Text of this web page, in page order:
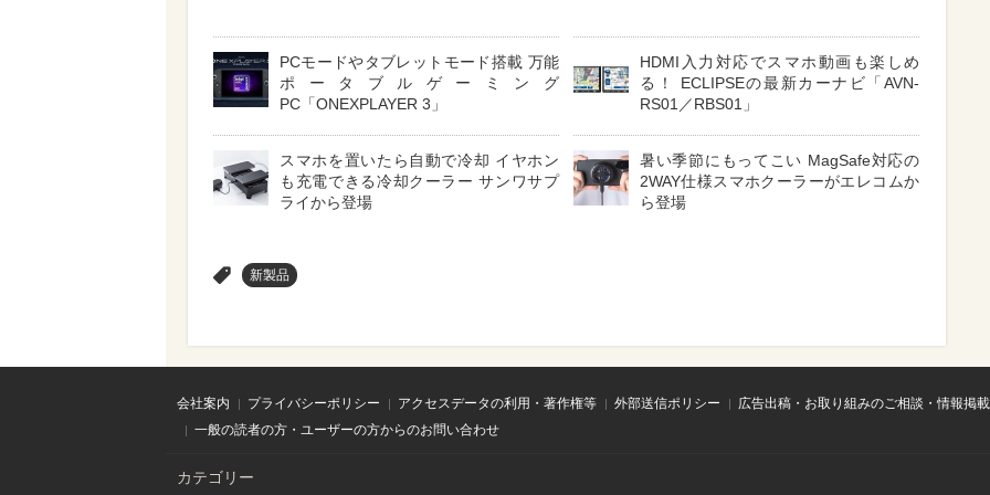
PCモードやタブレットモード搭載 万能
ポータブルゲーミング
PC「ONEXPLAYER 3」
HDMI入力対応でスマホ動画も楽しめ
る！ ECLIPSEの最新カーナビ「AVN-
RS01／RBS01」
スマホを置いたら自動で冷却 イヤホン
も充電できる冷却クーラー サンワサプ
ライから登場
暑い季節にもってこい MagSafe対応の
2WAY仕様スマホクーラーがエレコムか
ら登場
新製品
会社案内 プライバシーポリシー アクセスデータの利用・著作権等 外部送信ポリシー
広告出稿・お取り組みのご相談・情報掲
一般の読者の方・ユーザーの方からのお問い合わせ
カテゴリー